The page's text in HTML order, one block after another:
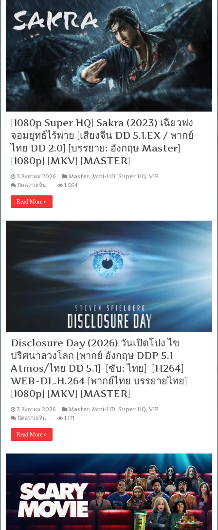
Kluay
1-
2
[พากย์:ไทย]
[SUB:ไทย+อังกฤษ]
HDTV.AC-
[พากย์
บรรยาย
ไทย]
[1080p]
[1080p Super HQ] Sakra (2023) เฉียวฟง
จอมยุทธ์ไร้พ่าย [เสียงจีน DD 5.1.EX / พากย์
ไทย DD 2.0] [บรรยาย: อังกฤษ Master]
[1080p] [MKV] [MASTER]
3 สิงหาคม 2026 Master,Mini-HD,Super HQ,VIP
ปิดความเห็นบน
HQ]
(2023)
ยุทธ์
ไร้
[เสียง
2.0]
[บรรยาย:
อังกฤษ
Master]
[1080p]
[MKV]
[MASTER]
1,564
Read More »
Disclosure Day (2026) วันเปิดโปง ไข
ปริศนาลวงโลก [พากย์ อังกฤษ DDP 5.1
Atmos/ไทย DD 5.1]-[ซับ: ไทย]-[H264]
WEB-DL.H.264 [พากย์ไทย บรรยายไทย]
[1080p] [MKV] [MASTER]
3 สิงหาคม 2026 Master,Mini-HD,Super HQ,VIP
ปิดความเห็นบน
(2026)
เปิดโปง
ปริศนา
ลวง
โลก
[พากย์
อังกฤษ
DDP
1,171
Read More »